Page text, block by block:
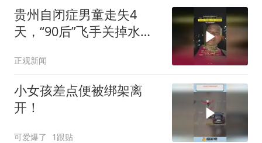
贵州自闭症男童走失4
天，“90后”飞手关掉水果
人比赚钱开心
正观新闻
小女孩差点便被绑架离
开！
可爱爆了 1跟贴